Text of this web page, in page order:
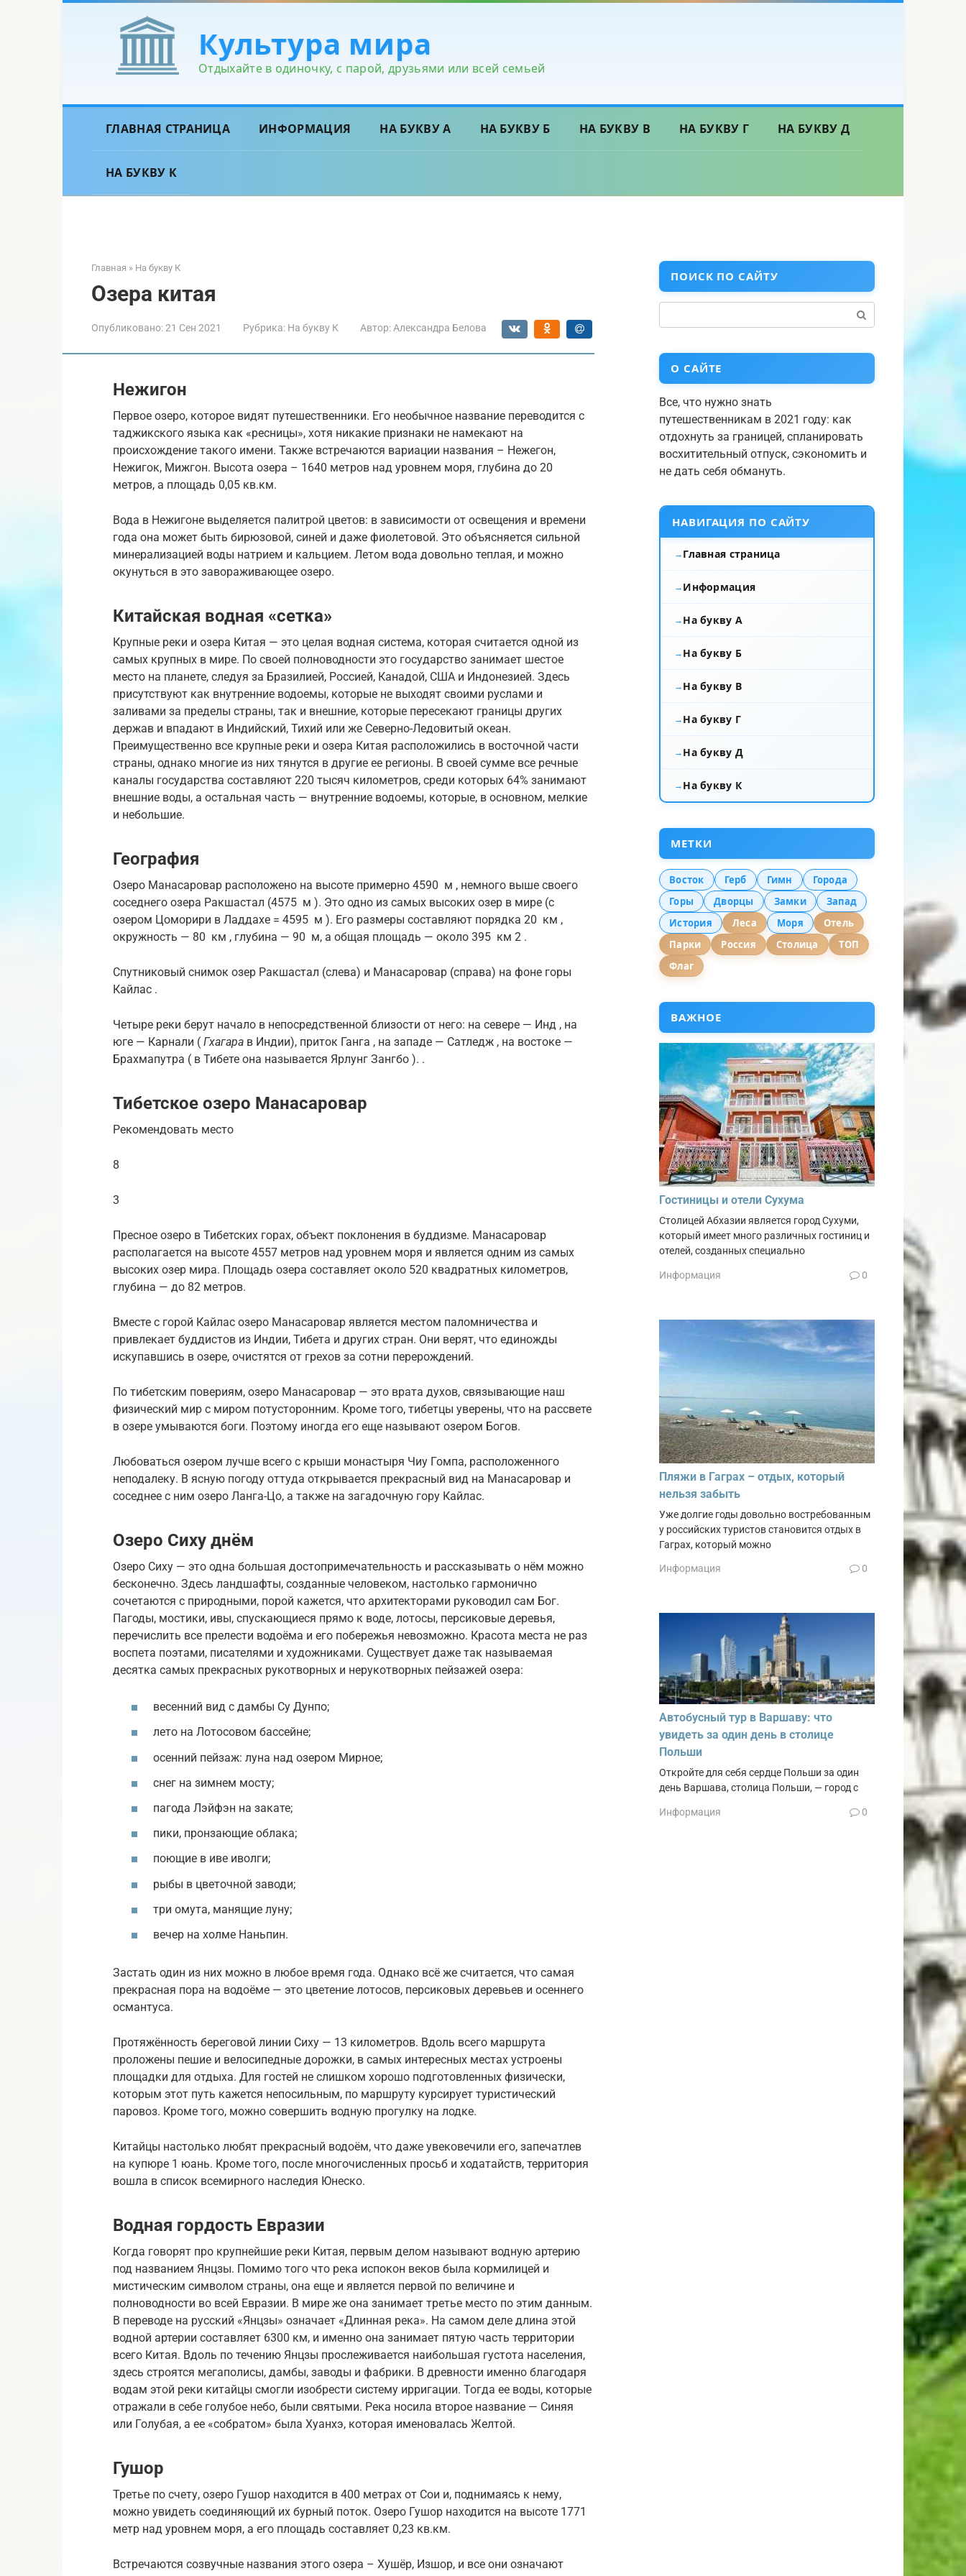
Культура мира
Отдыхайте в одиночку, с парой, друзьями или всей семьей
ГЛАВНАЯ СТРАНИЦА ИНФОРМАЦИЯ НА БУКВУ А НА БУКВУ Б НА БУКВУ В НА БУКВУ Г НА БУКВУ Д
НА БУКВУ К
Главная » На букву К
Озера китая
Опубликовано:21 Сен 2021 Рубрика: На букву К Автор: Александра Белова
Нежигон
Первое озеро, которое видят путешественники. Его необычное название переводится с
таджикского языка как «ресницы», хотя никакие признаки не намекают на
происхождение такого имени. Также встречаются вариации названия – Нежегон,
Нежигок, Мижгон. Высота озера – 1640 метров над уровнем моря, глубина до 20
метров, а площадь 0,05 кв.км.
Вода в Нежигоне выделяется палитрой цветов: в зависимости от освещения и времени
года она может быть бирюзовой, синей и даже фиолетовой. Это объясняется сильной
минерализацией воды натрием и кальцием. Летом вода довольно теплая, и можно
окунуться в это завораживающее озеро.
Китайская водная «сетка»
Крупные реки и озера Китая — это целая водная система, которая считается одной из
самых крупных в мире. По своей полноводности это государство занимает шестое
место на планете, следуя за Бразилией, Россией, Канадой, США и Индонезией. Здесь
присутствуют как внутренние водоемы, которые не выходят своими руслами и
заливами за пределы страны, так и внешние, которые пересекают границы других
держав и впадают в Индийский, Тихий или же Северно-Ледовитый океан.
Преимущественно все крупные реки и озера Китая расположились в восточной части
страны, однако многие из них тянутся в другие ее регионы. В своей сумме все речные
каналы государства составляют 220 тысяч километров, среди которых 64% занимают
внешние воды, а остальная часть — внутренние водоемы, которые, в основном, мелкие
и небольшие.
География
Озеро Манасаровар расположено на высоте примерно 4590 м , немного выше своего
соседнего озера Ракшастал (4575 м ). Это одно из самых высоких озер в мире (с
озером Цоморири в Ладдахе = 4595 м ). Его размеры составляют порядка 20 км ,
окружность — 80 км , глубина — 90 м, а общая площадь — около 395 км 2 .
Спутниковый снимок озер Ракшастал (слева) и Манасаровар (справа) на фоне горы
Кайлас .
Четыре реки берут начало в непосредственной близости от него: на севере — Инд , на
юге — Карнали ( Гхагара в Индии), приток Ганга , на западе — Сатледж , на востоке —
Брахмапутра ( в Тибете она называется Ярлунг Зангбо ). .
Тибетское озеро Манасаровар
Рекомендовать место
8
3
Пресное озеро в Тибетских горах, объект поклонения в буддизме. Манасаровар
располагается на высоте 4557 метров над уровнем моря и является одним из самых
высоких озер мира. Площадь озера составляет около 520 квадратных километров,
глубина — до 82 метров.
Вместе с горой Кайлас озеро Манасаровар является местом паломничества и
привлекает буддистов из Индии, Тибета и других стран. Они верят, что единожды
искупавшись в озере, очистятся от грехов за сотни перерождений.
По тибетским повериям, озеро Манасаровар — это врата духов, связывающие наш
физический мир с миром потусторонним. Кроме того, тибетцы уверены, что на рассвете
в озере умываются боги. Поэтому иногда его еще называют озером Богов.
Любоваться озером лучше всего с крыши монастыря Чиу Гомпа, расположенного
неподалеку. В ясную погоду оттуда открывается прекрасный вид на Манасаровар и
соседнее с ним озеро Ланга-Цо, а также на загадочную гору Кайлас.
Озеро Сиху днём
Озеро Сиху — это одна большая достопримечательность и рассказывать о нём можно
бесконечно. Здесь ландшафты, созданные человеком, настолько гармонично
сочетаются с природными, порой кажется, что архитекторами руководил сам Бог.
Пагоды, мостики, ивы, спускающиеся прямо к воде, лотосы, персиковые деревья,
перечислить все прелести водоёма и его побережья невозможно. Красота места не раз
воспета поэтами, писателями и художниками. Существует даже так называемая
десятка самых прекрасных рукотворных и нерукотворных пейзажей озера:
весенний вид с дамбы Су Дунпо;
лето на Лотосовом бассейне;
осенний пейзаж: луна над озером Мирное;
снег на зимнем мосту;
пагода Лэйфэн на закате;
пики, пронзающие облака;
поющие в иве иволги;
рыбы в цветочной заводи;
три омута, манящие луну;
вечер на холме Наньпин.
Застать один из них можно в любое время года. Однако всё же считается, что самая
прекрасная пора на водоёме — это цветение лотосов, персиковых деревьев и осеннего
османтуса.
Протяжённость береговой линии Сиху — 13 километров. Вдоль всего маршрута
проложены пешие и велосипедные дорожки, в самых интересных местах устроены
площадки для отдыха. Для гостей не слишком хорошо подготовленных физически,
которым этот путь кажется непосильным, по маршруту курсирует туристический
паровоз. Кроме того, можно совершить водную прогулку на лодке.
Китайцы настолько любят прекрасный водоём, что даже увековечили его, запечатлев
на купюре 1 юань. Кроме того, после многочисленных просьб и ходатайств, территория
вошла в список всемирного наследия Юнеско.
Водная гордость Евразии
Когда говорят про крупнейшие реки Китая, первым делом называют водную артерию
под названием Янцзы. Помимо того что река испокон веков была кормилицей и
мистическим символом страны, она еще и является первой по величине и
полноводности во всей Евразии. В мире же она занимает третье место по этим данным.
В переводе на русский «Янцзы» означает «Длинная река». На самом деле длина этой
водной артерии составляет 6300 км, и именно она занимает пятую часть территории
всего Китая. Вдоль по течению Янцзы прослеживается наибольшая густота населения,
здесь строятся мегаполисы, дамбы, заводы и фабрики. В древности именно благодаря
водам этой реки китайцы смогли изобрести систему ирригации. Тогда ее воды, которые
отражали в себе голубое небо, были святыми. Река носила второе название — Синяя
или Голубая, а ее «собратом» была Хуанхэ, которая именовалась Желтой.
Гушор
Третье по счету, озеро Гушор находится в 400 метрах от Сои и, поднимаясь к нему,
можно увидеть соединяющий их бурный поток. Озеро Гушор находится на высоте 1771
метр над уровнем моря, а его площадь составляет 0,23 кв.км.
Встречаются созвучные названия этого озера – Хушёр, Изшор, и все они означают
ПОИСК ПО САЙТУ
О САЙТЕ
Все, что нужно знать
путешественникам в 2021 году: как
отдохнуть за границей, спланировать
восхитительный отпуск, сэкономить и
не дать себя обмануть.
НАВИГАЦИЯ ПО САЙТУ
Главная страница
Информация
На букву А
На букву Б
На букву В
На букву Г
На букву Д
На букву К
МЕТКИ
Восток Герб Гимн
Города
Горы
Дворцы Замки
Запад
История
Леса Моря
Отель
Парки
Россия Столица
ТОП
Флаг
ВАЖНОЕ
Гостиницы и отели Сухума
Столицей Абхазии является город Сухуми,
который имеет много различных гостиниц и
отелей, созданных специально
Информация 0
Пляжи в Гаграх – отдых, который
нельзя забыть
Уже долгие годы довольно востребованным
у российских туристов становится отдых в
Гаграх, который можно
Информация 0
Автобусный тур в Варшаву: что
увидеть за один день в столице
Польши
Откройте для себя сердце Польши за один
день Варшава, столица Польши, — город с
Информация 0